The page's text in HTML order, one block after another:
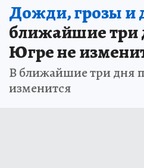
Дожди, грозы и
ближайшие три
Югре не
В ближайшие три дня
изменится